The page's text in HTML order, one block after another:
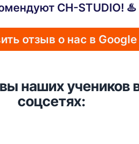
CH-STUDIO! ♨️
отзыв о нас в Google
наших учеников
соцсетях: